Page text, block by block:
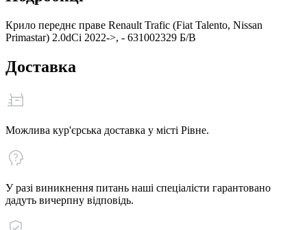
Крило переднє праве Renault Trafic (Fiat Talento, Nissan
Primastar) 2.0dCi 2022->, - 631002329 Б/В
Доставка
Можлива кур'єрська доставка у місті Рівне.
У разі виникнення питань наші спеціалісти гарантовано
дадуть вичерпну відповідь.